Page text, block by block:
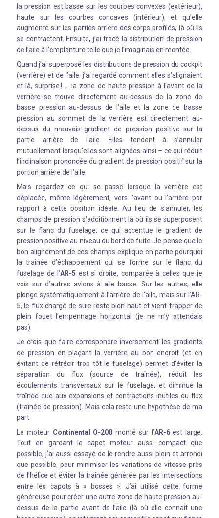
la pression est basse sur les courbes convexes (extérieur),
haute sur les courbes concaves (intérieur), et qu’elle
augmente sur les parties arrière des corps profilés, là où ils
se contractent. Ensuite, j’ai tracé la distribution de pression
de l’aile à l’emplanture telle que je l’imaginais en montée.
Quand j’ai superposé les distributions de pression du cockpit
(verrière) et de l’aile, j’ai regardé comment elles s’alignaient
et là, surprise ! … la zone de haute pression à l’avant de la
verrière se trouve directement au-dessus de la zone de
basse pression au-dessus de l’aile et la zone de basse
pression au sommet de la verrière est directement au-
dessus du mauvais gradient de pression positive sur la
partie arrière de l’aile. Elles tendent à s’annuler
mutuellement lorsqu’elles sont alignées ainsi – ce qui réduit
l’inclinaison prononcée du gradient de pression positif sur la
portion arrière de l’aile.
Mais regardez ce qui se passe lorsque la verrière est
déplacée, même légèrement, vers l’avant ou l’arrière par
rapport à cette position idéale. Au lieu de s’annuler, les
champs de pression s’additionnent là où ils se superposent
sur le flanc du fuselage, ce qui accentue le gradient de
pression positive au niveau du bord de fuite. Je pense que le
bon alignement de ces champs explique en partie pourquoi
la traînée d’échappement qui se forme sur le flanc du
fuselage de l’AR-5 est si droite, comparée à celles que je
vois sur d’autres avions à aile basse. Sur les autres, elle
plonge systématiquement à l’arrière de l’aile, mais sur l’AR-
5, le flux chargé de suie reste bien haut et vient frapper de
plein fouet l’empennage horizontal (je ne m’y attendais
pas).
Je crois que faire correspondre inversement les gradients
de pression en plaçant la verrière au bon endroit (et en
évitant de rétrécir trop tôt le fuselage) permet d’éviter la
séparation du flux (source de traînée), réduit les
écoulements transversaux sur le fuselage, et diminue la
traînée due aux expansions et contractions inutiles du flux
(traînée de pression). Mais cela reste une hypothèse de ma
part.
Le moteur Continental O-200 monté sur l’AR-6est large.
Tout en gardant le capot moteur aussi compact que
possible, j’ai aussi essayé de le rendre aussi plein et arrondi
que possible, pour minimiser les variations de vitesse près
de l’hélice et éviter la traînée générée par les intersections
entre les capots à « bosses ». J’ai utilisé cette forme
généreuse pour créer une autre zone de haute pression au-
dessus de la partie avant de l’aile (là où elle connaît une